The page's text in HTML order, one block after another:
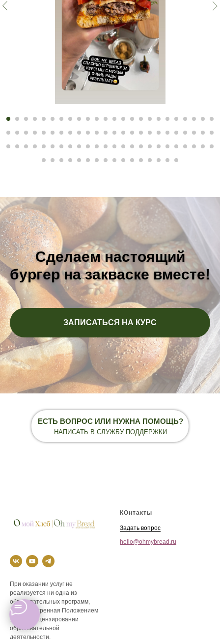
Сделаем настоящий
бургер на закваске вместе!
ЗАПИСАТЬСЯ НА КУРС
ЕСТЬ ВОПРОС ИЛИ НУЖНА ПОМОЩЬ?
НАПИСАТЬ В СЛУЖБУ ПОДДЕРЖКИ
При оказании услуг не
реализуется ни одна из
образовательных программ,
предусмотренная Положением
1к ФЗ о лицензировании
образовательной
деятельности.
КОнтакты
Задать вопрос
hello@ohmybread.ru